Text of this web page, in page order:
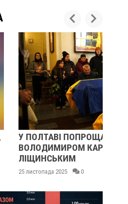
ІЗ ВІЙСЬКОВИМИ
ТА ОЛЕГОМ